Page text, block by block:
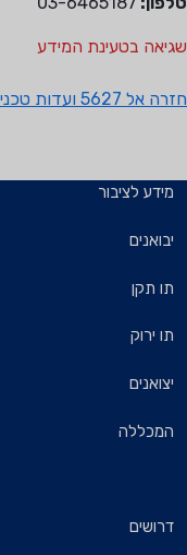
שגיאה בטעינת המידע
חזרה אל 5627 ועדות טכניות מוצרי טקסטיל מוגמרים
מידע לציבור
יבואנים
תו תקן
תו ירוק
יצואנים
המכללה
דרושים